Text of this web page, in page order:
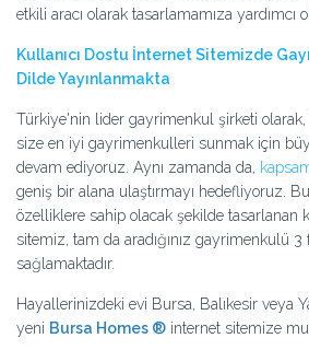
etkili aracı olarak tasarlamamıza yardımcı
Kullanıcı Dostu İnternet Sitemizde
Dilde Yayınlanmakta
Türkiye'nin lider gayrimenkul şirketi
size en iyi gayrimenkulleri sunmak için
devam ediyoruz. Aynı zamanda da,
geniş bir alana ulaştırmayı hedefliyoruz.
özelliklere sahip olacak şekilde tasarlanan
sitemiz, tam da aradığınız gayrimenkulü 3
sağlamaktadır.
Hayallerinizdeki evi Bursa, Balıkesir veya
yeni Bursa Homes ® internet sitemize